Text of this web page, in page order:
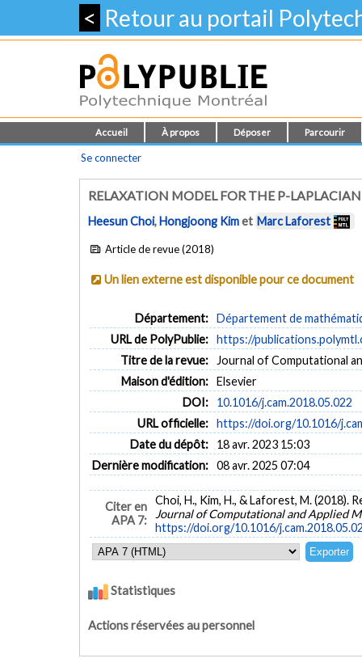
< Retour au portail
Accueil À propos Déposer Parcourir
Se connecter
RELAXATION MODEL FOR THE P-
Heesun Choi,Hongjoong Kimet Marc Laforest
Article de revue (2018)
Un lien externe est disponible pour ce document
Département: Département de
URL de PolyPublie: https://
Titre de la revue:
Journal of Computational
Maison d'édition: Elsevier
DOI:
10.1016/j.cam.2018.05.022
URL officielle: https://doi.org/10.1016/
Date du dépôt:
18 avr. 2023 15:03
Dernière modification: 08 avr. 2025 07:04
Citer en
APA 7:
Choi, H., Kim, H., & Laforest, M.
Journal of Computational and Applied
https://doi.org/10.1016/
Statistiques
Actions réservées au personnel